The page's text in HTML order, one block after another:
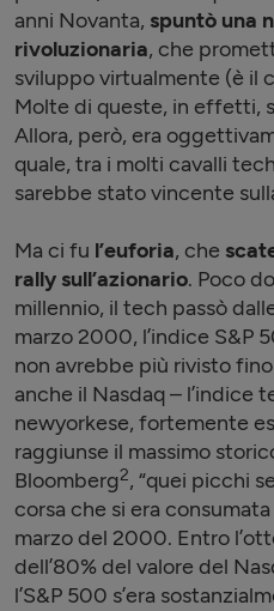
anni Novanta, spuntò una
rivoluzionaria, che
sviluppo virtualmente (è il
Molte di queste, in effetti,
Allora, però, era
quale, tra i molti cavalli
sarebbe stato vincente
Ma ci fu l’euforia, che
rally sull’azionario. Poco
millennio, il tech passò
marzo 2000, l’indice S&P
non avrebbe più rivisto
anche il Nasdaq – l’indice
newyorkese, fortemente
raggiunse il massimo
Bloomberg2, “quei picchi
corsa che si era
marzo del 2000. Entro
dell’80% del valore del
l’S&P 500 s’era